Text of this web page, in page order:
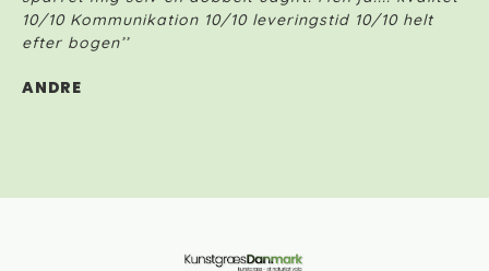
10/10 Kommunikation 10/10 leveringstid 10/10 helt
efter bogen’’
ANDRE